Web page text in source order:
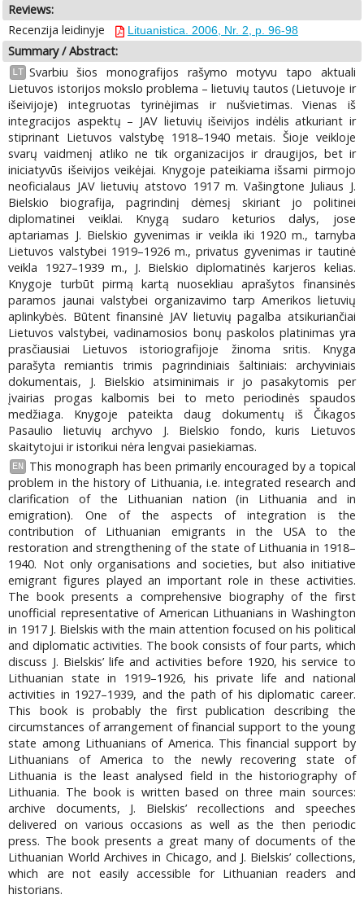
Reviews:
Recenzija leidinyje
Lituanistica. 2006, Nr. 2, p. 96-98
Summary / Abstract:
LT Svarbiu šios monografijos rašymo motyvu tapo aktuali
Lietuvos istorijos mokslo problema – lietuvių tautos (Lietuvoje ir
išeivijoje) integruotas tyrinėjimas ir nušvietimas. Vienas iš
integracijos aspektų – JAV lietuvių išeivijos indėlis atkuriant ir
stiprinant Lietuvos valstybę 1918–1940 metais. Šioje veikloje
svarų vaidmenį atliko ne tik organizacijos ir draugijos, bet ir
iniciatyvūs išeivijos veikėjai. Knygoje pateikiama išsami pirmojo
neoficialaus JAV lietuvių atstovo 1917 m. Vašingtone Juliaus J.
Bielskio biografija, pagrindinį dėmesį skiriant jo politinei
diplomatinei veiklai. Knygą sudaro keturios dalys, jose
aptariamas J. Bielskio gyvenimas ir veikla iki 1920 m., tarnyba
Lietuvos valstybei 1919–1926 m., privatus gyvenimas ir tautinė
veikla 1927–1939 m., J. Bielskio diplomatinės karjeros kelias.
Knygoje turbūt pirmą kartą nuosekliau aprašytos finansinės
paramos jaunai valstybei organizavimo tarp Amerikos lietuvių
aplinkybės. Būtent finansinė JAV lietuvių pagalba atsikuriančiai
Lietuvos valstybei, vadinamosios bonų paskolos platinimas yra
prasčiausiai Lietuvos istoriografijoje žinoma sritis. Knyga
parašyta remiantis trimis pagrindiniais šaltiniais: archyviniais
dokumentais, J. Bielskio atsiminimais ir jo pasakytomis per
įvairias progas kalbomis bei to meto periodinės spaudos
medžiaga. Knygoje pateikta daug dokumentų iš Čikagos
Pasaulio lietuvių archyvo J. Bielskio fondo, kuris Lietuvos
skaitytojui ir istorikui nėra lengvai pasiekiamas.
EN
This monograph has been primarily encouraged by a topical
problem in the history of Lithuania, i.e. integrated research and
clarification of the Lithuanian nation (in Lithuania and in
emigration). One of the aspects of integration is the
contribution of Lithuanian emigrants in the USA to the
restoration and strengthening of the state of Lithuania in 1918–
1940. Not only organisations and societies, but also initiative
emigrant figures played an important role in these activities.
The book presents a comprehensive biography of the first
unofficial representative of American Lithuanians in Washington
in 1917 J. Bielskis with the main attention focused on his political
and diplomatic activities. The book consists of four parts, which
discuss J. Bielskis’ life and activities before 1920, his service to
Lithuanian state in 1919–1926, his private life and national
activities in 1927–1939, and the path of his diplomatic career.
This book is probably the first publication describing the
circumstances of arrangement of financial support to the young
state among Lithuanians of America. This financial support by
Lithuanians of America to the newly recovering state of
Lithuania is the least analysed field in the historiography of
Lithuania. The book is written based on three main sources:
archive documents, J. Bielskis’ recollections and speeches
delivered on various occasions as well as the then periodic
press. The book presents a great many of documents of the
Lithuanian World Archives in Chicago, and J. Bielskis’ collections,
which are not easily accessible for Lithuanian readers and
historians.